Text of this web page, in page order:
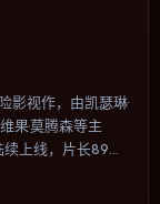
影视作，由凯瑟琳·
果·莫腾森等主
上线，片长89分